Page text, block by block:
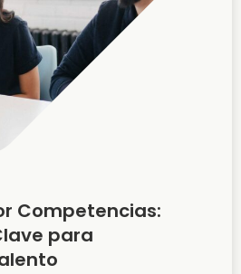
Competencias:
para